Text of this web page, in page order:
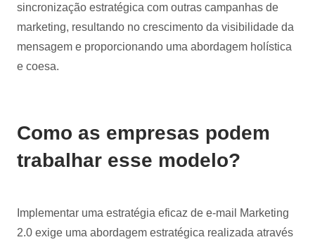
sincronização estratégica com outras campanhas de
marketing, resultando no crescimento da visibilidade da
mensagem e proporcionando uma abordagem holística
e coesa.
Como as empresas podem
trabalhar esse modelo?
Implementar uma estratégia eficaz de e-mail Marketing
2.0 exige uma abordagem estratégica realizada através